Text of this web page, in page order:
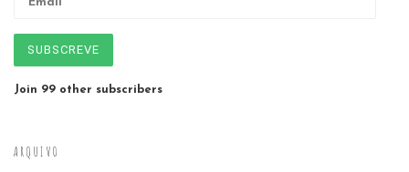
SUBSCREVE
Join 99 other subscribers
ARQUIVO